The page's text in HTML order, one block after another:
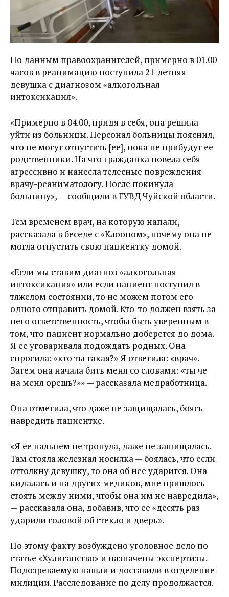
По данным правоохранителей, примерно в 01.00
часов в реанимацию поступила 21-летняя
девушка с диагнозом «алкогольная
интоксикация».
«Примерно в 04.00, придя в себя, она решила
уйти из больницы. Персонал больницы пояснил,
что не могут отпустить [ее], пока не прибудут ее
родственники. На что гражданка повела себя
агрессивно и нанесла телесные повреждения
врачу-реаниматологу. После покинула
больницу», — сообщили в ГУВД Чуйской области.
Тем временем врач, на которую напали,
рассказала в беседе с «Клоопом», почему она не
могла отпустить свою пациентку домой.
«Если мы ставим диагноз «алкогольная
интоксикация» или если пациент поступил в
тяжелом состоянии, то не можем потом его
одного отправить домой. Кто-то должен взять за
него ответственность, чтобы быть уверенным в
том, что пациент нормально доберется до дома.
Я ее уговаривала подождать родных. Она
спросила: «кто ты такая?» Я ответила: «врач».
Затем она начала бить меня со словами: «ты че
на меня орешь?»» — рассказала медработница.
Она отметила, что даже не защищалась, боясь
навредить пациентке.
«Я ее пальцем не тронула, даже не защищалась.
Там стояла железная носилка — боялась, что если
оттолкну девушку, то она об нее ударится. Она
кидалась и на других медиков, мне пришлось
стоять между ними, чтобы она им не навредила»,
— рассказала она, добавив, что ее «десять раз
ударили головой об стекло и дверь».
По этому факту возбуждено уголовное дело по
статье «Хулиганство» и назначены экспертизы.
Подозреваемую нашли и доставили в отделение
милиции. Расследование по делу продолжается.